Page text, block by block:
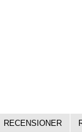
RECENSIONER